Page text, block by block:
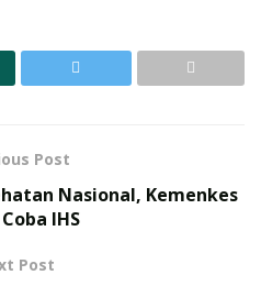
Post
Nasional, Kemenkes
IHS
Post